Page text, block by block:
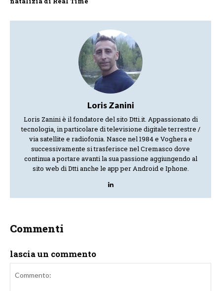
Loris Zanini
Loris Zanini è il fondatore del sito Dtti.it. Appassionato di
tecnologia, in particolare di televisione digitale terrestre /
via satellite e radiofonia. Nasce nel 1984 e Voghera e
successivamente si trasferisce nel Cremasco dove
continua a portare avanti la sua passione aggiungendo al
sito web di Dtti anche le app per Android e Iphone.
Commenti
lascia un commento